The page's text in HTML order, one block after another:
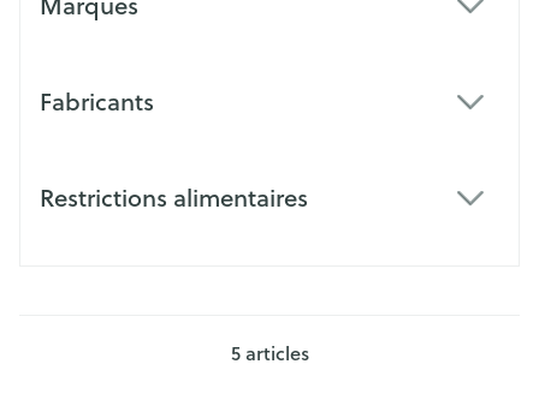
Fabricants
Restrictions alimentaires
5articles